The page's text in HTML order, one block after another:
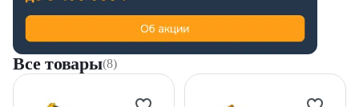
Все товары(8)